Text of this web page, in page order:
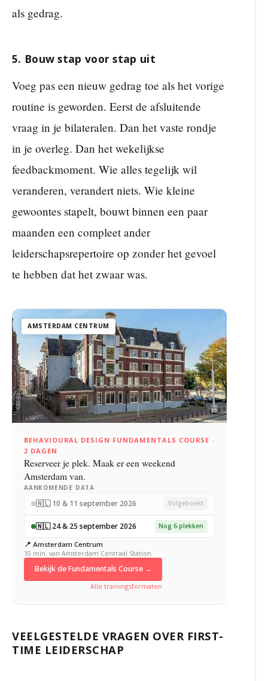
als gedrag.
5. Bouw stap voor stap uit
Voeg pas een nieuw gedrag toe als het vorige
routine is geworden. Eerst de afsluitende
vraag in je bilateralen. Dan het vaste rondje
in je overleg. Dan het wekelijkse
feedbackmoment. Wie alles tegelijk wil
veranderen, verandert niets. Wie kleine
gewoontes stapelt, bouwt binnen een paar
maanden een compleet ander
leiderschapsrepertoire op zonder het gevoel
te hebben dat het zwaar was.
AMSTERDAM CENTRUM
BEHAVIOURAL DESIGN FUNDAMENTALS COURSE ·
2 DAGEN
Reserveer je plek. Maak er een weekend
Amsterdam van.
AANKOMENDE DATA
🇳🇱 10 & 11 september 2026 Volgeboekt
🇳🇱 24 & 25 september 2026 Nog 6 plekken
📍 Amsterdam Centrum
10 min. van Amsterdam Centraal Station
Bekijk de Fundamentals Course →
Alle trainingsformaten
VEELGESTELDE VRAGEN OVER FIRST-
TIME LEIDERSCHAP